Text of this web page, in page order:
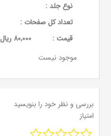
نوع جلد :
تعداد کل صفحات :
قيمت :
80,000 ریال
موجود نیست
بررسی و نظر خود را بنویسید
امتیاز